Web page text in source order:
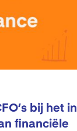
bij het in
financiële